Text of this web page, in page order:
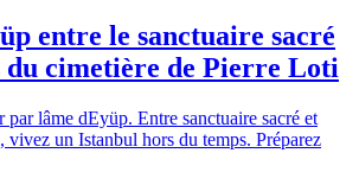
entre le sanctuaire sacré
du cimetière de Pierre Loti
par lâme dEyüp. Entre sanctuaire sacré et
vivez un Istanbul hors du temps. Préparez